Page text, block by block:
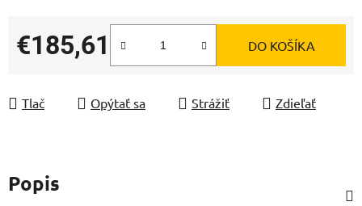
€185,61
Jednotková cena:
DO KOŠÍKA
Tlač Opýtať sa Strážiť Zdieľať
Popis